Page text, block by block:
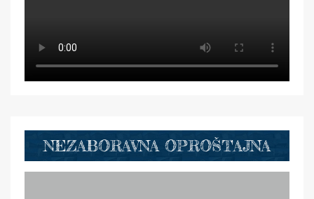
NEZABORAVNA OPROŠTAJNA